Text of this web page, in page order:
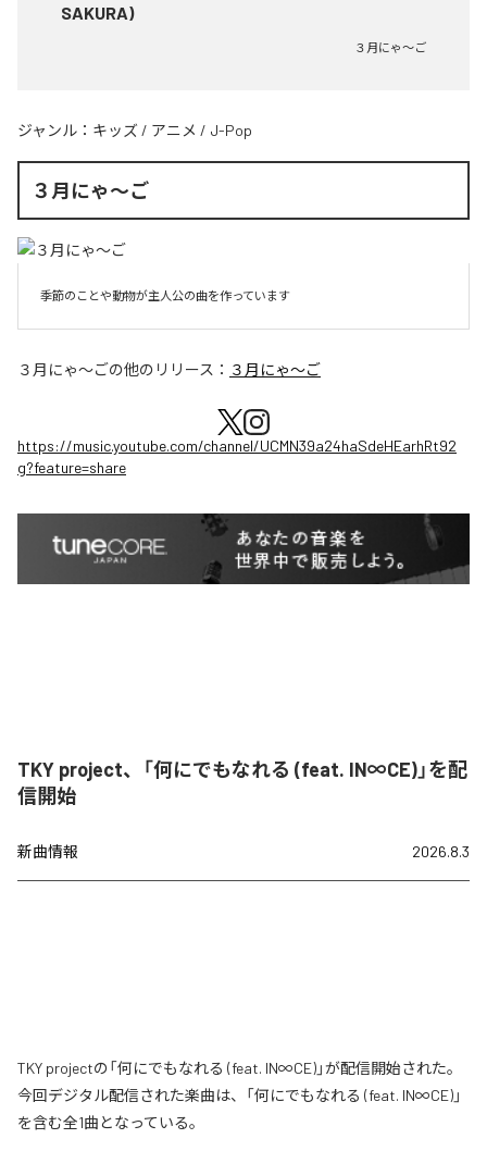
SAKURA)
３月にゃ〜ご
ジャンル： キッズ / アニメ / J-Pop
３月にゃ〜ご
季節のことや動物が主人公の曲を作っています
３月にゃ〜ごの他のリリース： ３月にゃ〜ご
https://music.youtube.com/channel/UCMN39a24haSdeHEarhRt92
g?feature=share
TKY project、「何にでもなれる (feat. IN∞CE)」を配
信開始
新曲情報 2026.8.3
TKY projectの「何にでもなれる (feat. IN∞CE)」が配信開始された。
今回デジタル配信された楽曲は、「何にでもなれる (feat. IN∞CE)」
を含む全1曲となっている。